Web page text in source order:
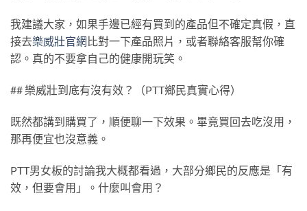
我建議大家，如果手邊已經有買到的產品但不確定真假，直
接去樂威壯官網比對一下產品照片，或者聯絡客服幫你確
認。真的不要拿自己的健康開玩笑。
## 樂威壯到底有沒有效？（PTT鄉民真實心得）
既然都講到購買了，順便聊一下效果。畢竟買回去吃沒用，
那再便宜也沒意義。
PTT男女板的討論我大概都看過，大部分鄉民的反應是「有
效，但要會用」。什麼叫會用？